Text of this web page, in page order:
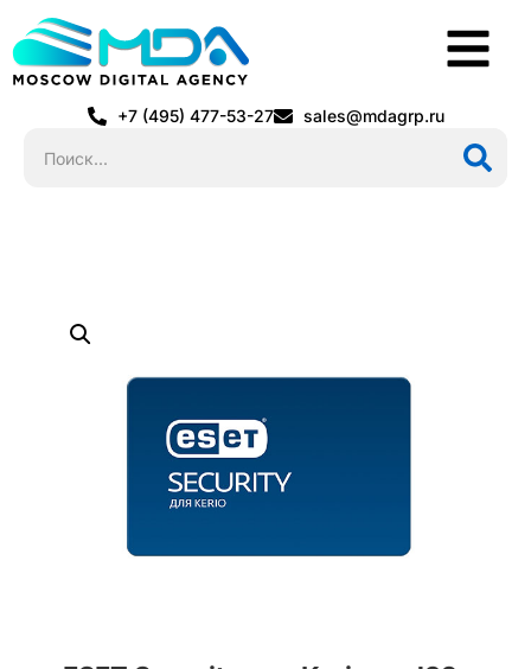
+7 (495) 477-53-27 sales@mdagrp.ru